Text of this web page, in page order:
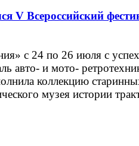
V Всероссийский
с 24 по 26 июля с
авто- и мото-
коллекцию
музея истории